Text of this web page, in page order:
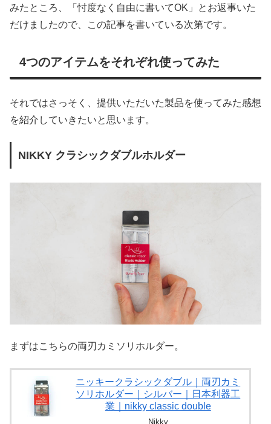
みたところ、「忖度なく自由に書いてOK」とお返事いた
だけましたので、この記事を書いている次第です。
4つのアイテムをそれぞれ使ってみた
それではさっそく、提供いただいた製品を使ってみた感想
を紹介していきたいと思います。
NIKKY クラシックダブルホルダー
まずはこちらの両刃カミソリホルダー。
ニッキークラシックダブル｜両刃カミ
ソリホルダー｜シルバー｜日本利器工
業｜nikky classic double
Nikky